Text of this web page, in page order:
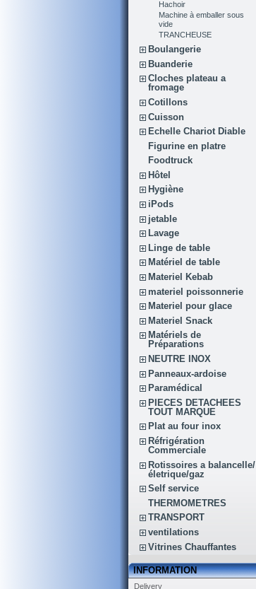
Hachoir
Machine à emballer sous
vide
TRANCHEUSE
Boulangerie
Buanderie
Cloches plateau a
fromage
Cotillons
Cuisson
Echelle Chariot Diable
Figurine en platre
Foodtruck
Hôtel
Hygiène
iPods
jetable
Lavage
Linge de table
Matériel de table
Materiel Kebab
materiel poissonnerie
Materiel pour glace
Materiel Snack
Matériels de
Préparations
NEUTRE INOX
Panneaux-ardoise
Paramédical
PIECES DETACHEES
TOUT MARQUE
Plat au four inox
Réfrigération
Commerciale
Rotissoires a balancelle/
életrique/gaz
Self service
THERMOMETRES
TRANSPORT
ventilations
Vitrines Chauffantes
INFORMATION
Delivery